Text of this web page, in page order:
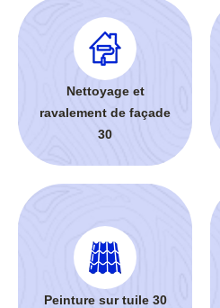
Nettoyage et
ravalement de façade
30
Peinture sur tuile 30